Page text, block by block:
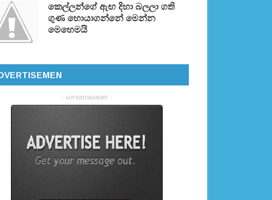
කෙල්ලන්ගේ ඇඟ දිහා බලලා ගති
ගුණ හොයාගන්නේ මෙන්න
මෙහෙමයි
- ADVERTISEMENT -